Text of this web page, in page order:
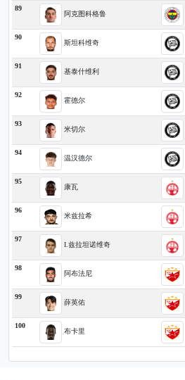
89
阿克图科格鲁
90
斯坦科维奇
91
基泰什维利
92
霍德尔
93
米切尔
94
温汉德尔
95
康瓦
96
米兹拉希
97
I.兹拉坦诺维奇
98
阿布法尼
99
薛英佑
100
布卡里